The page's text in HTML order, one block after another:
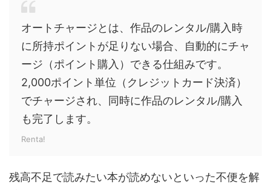
オートチャージとは、作品のレンタル/購入時
に所持ポイントが足りない場合、自動的にチャ
ージ（ポイント購入）できる仕組みです。
2,000ポイント単位（クレジットカード決済）
でチャージされ、同時に作品のレンタル/購入
も完了します。
Renta!
残高不足で読みたい本が読めないといった不便を解